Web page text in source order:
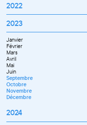
Septembre
Octobre
Novembre
Décembre
2022
Janvier
Février
Mars
Avril
Mai
Juin
Juillet
Septembre
Octobre
Novembre
Décembre
2023
Janvier
Février
Mars
Avril
Mai
Juin
Septembre
Octobre
Novembre
Décembre
2024